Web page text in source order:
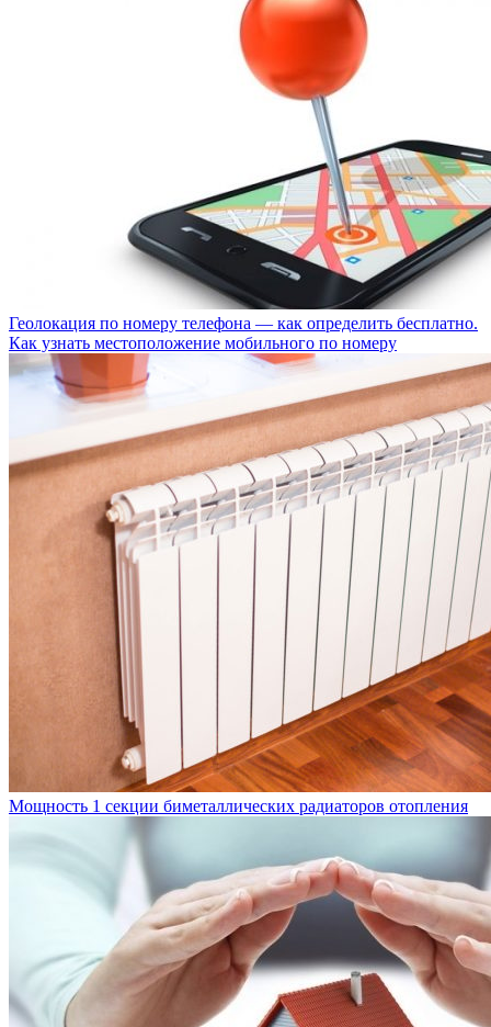
Геолокация по номеру телефона — как определить бесплатно.
Как узнать местоположение мобильного по номеру
Мощность 1 секции биметаллических радиаторов отопления